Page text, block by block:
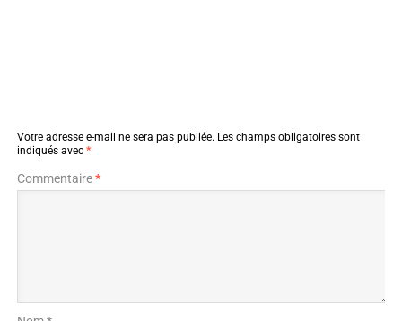
Votre adresse e-mail ne sera pas publiée. Les champs obligatoires sont
indiqués avec *
Commentaire*